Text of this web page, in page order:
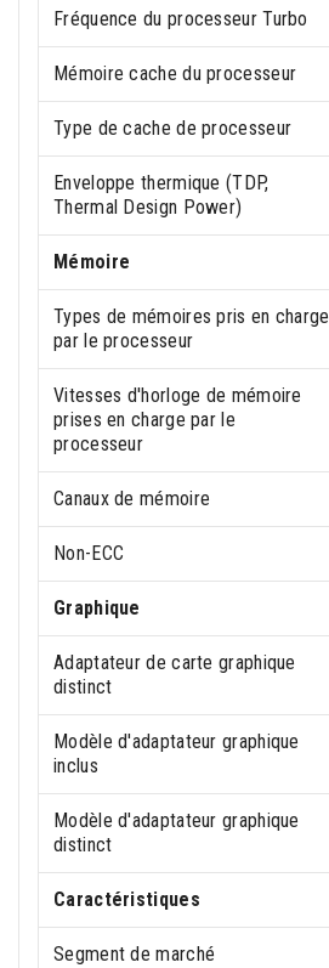
Fréquence du processeur Turbo
Mémoire cache du processeur
Type de cache de processeur
Enveloppe thermique (TDP,
Thermal Design Power)
Mémoire
Types de mémoires pris en charge
par le processeur
Vitesses d'horloge de mémoire
prises en charge par le
processeur
Canaux de mémoire
Non-ECC
Graphique
Adaptateur de carte graphique
distinct
Modèle d'adaptateur graphique
inclus
Modèle d'adaptateur graphique
distinct
Caractéristiques
Segment de marché